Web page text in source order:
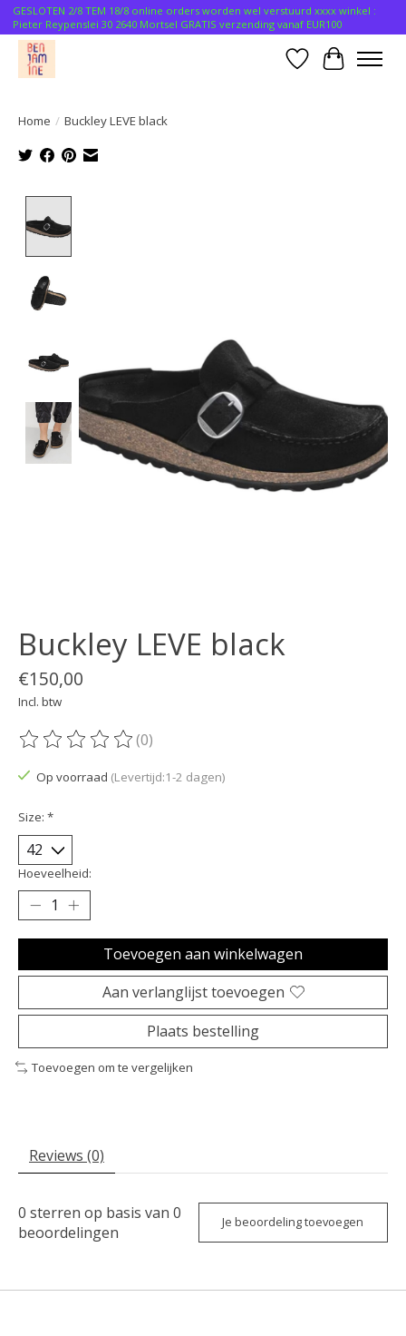
GESLOTEN 2/8 TEM 18/8 online orders worden wel verstuurd xxxx winkel :
Pieter Reypenslei 30 2640 Mortsel GRATIS verzending vanaf EUR100
Verlanglijst
Home / Buckley LEVE black
Buckley LEVE black
€150,00
Incl. btw
De beoordeling van dit product is
(0)
Op voorraad (Levertijd:1-2 dagen)
Size: *
Hoeveelheid:
Toevoegen aan winkelwagen
Aan verlanglijst toevoegen
Plaats bestelling
Toevoegen om te vergelijken
Reviews (0)
0 sterren op basis van 0
beoordelingen
Je beoordeling toevoegen